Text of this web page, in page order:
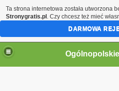
Ta strona internetowa została utworzona
Stronygratis.pl . Czy chcesz też mieć
DARMOWA